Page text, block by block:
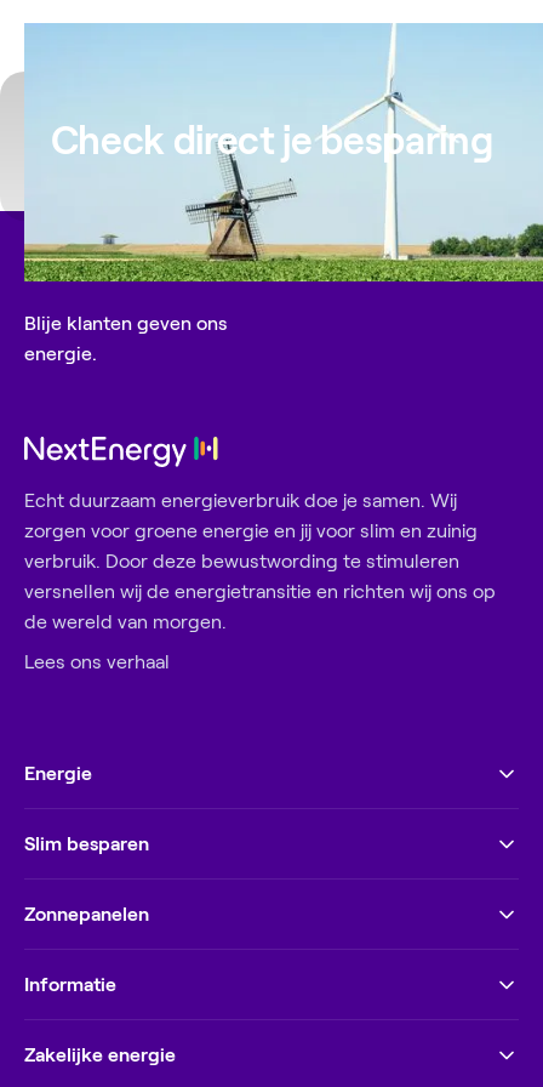
- Een vrij stopcontact in de buurt van jouw slimme
zelf. Dat doe je via de NextEnergy app in het
Apparaten scherm. Volg de stappen nauwkeurig
Check direct je besparing
Blije klanten geven ons
energie.
Echt duurzaam energieverbruik doe je samen. Wij
zorgen voor groene energie en jij voor slim en zuinig
verbruik. Door deze bewustwording te stimuleren
versnellen wij de energietransitie en richten wij ons op
de wereld van morgen.
Lees ons verhaal
Energie
Slim besparen
Zonnepanelen
Informatie
Zakelijke energie